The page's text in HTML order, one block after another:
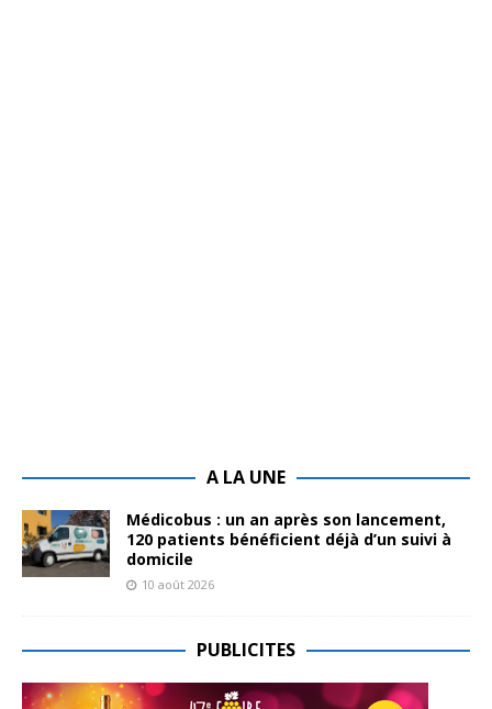
A LA UNE
Médicobus : un an après son lancement,
120 patients bénéficient déjà d’un suivi à
domicile
10 août 2026
PUBLICITES